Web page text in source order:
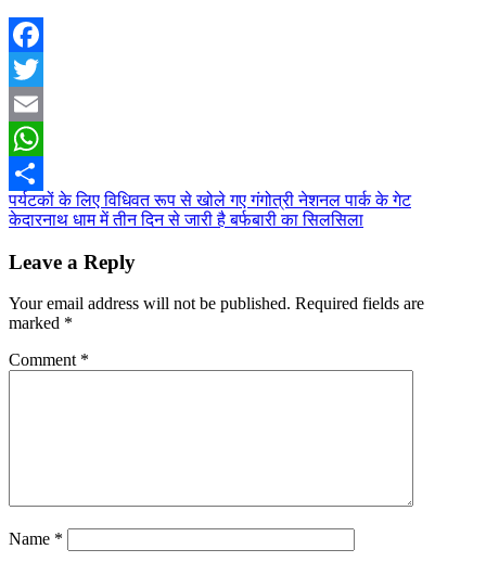
Facebook
Twitter
Email
WhatsApp
Share
Post
navigation
पर्यटकों के लिए विधिवत रूप से खोले गए गंगोत्री नेशनल पार्क के गेट
केदारनाथ धाम में तीन दिन से जारी है बर्फबारी का सिलसिला
Leave a Reply
Your email address will not be published. Required fields are
marked *
Comment *
Name *